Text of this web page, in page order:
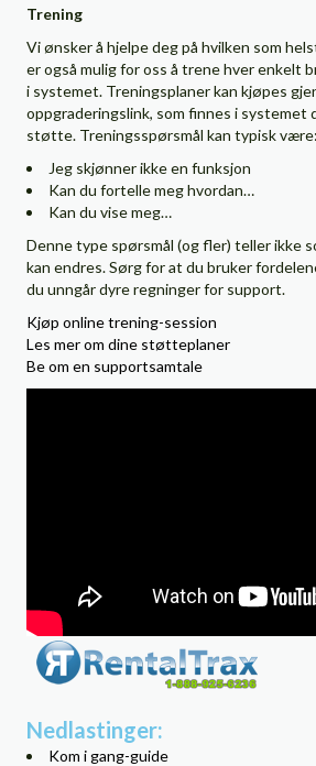
Trening
Vi ønsker å hjelpe deg på hvilken som
er også mulig for oss å trene hver enkelt
i systemet. Treningsplaner kan kjøpes
oppgraderingslink, som finnes i systemet
støtte. Treningsspørsmål kan typisk være:
Jeg skjønner ikke en funksjon
Kan du fortelle meg hvordan…
Kan du vise meg…
Denne type spørsmål (og fler) teller ikke
kan endres. Sørg for at du bruker
du unngår dyre regninger for support.
Kjøp online trening-session
Les mer om dine støtteplaner
Be om en supportsamtale
Nedlastinger:
Kom i gang-guide